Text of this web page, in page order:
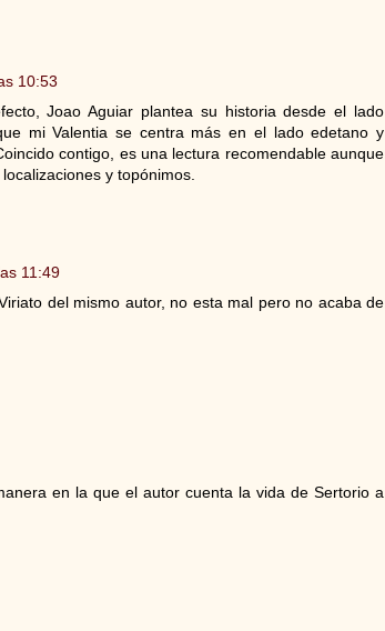
10:53
Joao Aguiar plantea su historia desde el lado
mi Valentia se centra más en el lado edetano y
contigo, es una lectura recomendable aunque
y topónimos.
11:49
del mismo autor, no esta mal pero no acaba de
en la que el autor cuenta la vida de Sertorio a